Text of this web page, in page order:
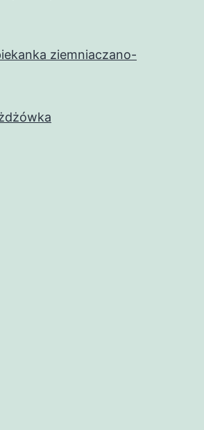
ziemniaczano-